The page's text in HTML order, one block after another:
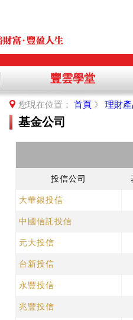
豐雲學堂
您現在位置： 首頁 》 理財產
基金公司
意繼續進入該網站，請點選「確